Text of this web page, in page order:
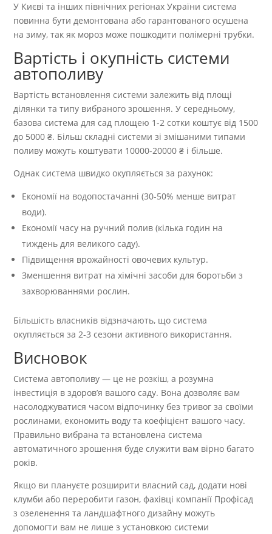
У Києві та інших північних регіонах України система
повинна бути демонтована або гарантованого осушена
на зиму, так як мороз може пошкодити полімерні трубки.
Вартість і окупність системи
автополиву
Вартість встановлення системи залежить від площі
ділянки та типу вибраного зрошення. У середньому,
базова система для сад площею 1-2 сотки коштує від 1500
до 5000 ₴. Більш складні системи зі змішаними типами
поливу можуть коштувати 10000-20000 ₴ і більше.
Однак система швидко окупляється за рахунок:
Економії на водопостачанні (30-50% менше витрат
води).
Економії часу на ручний полив (кілька годин на
тиждень для великого саду).
Підвищення врожайності овочевих культур.
Зменшення витрат на хімічні засоби для боротьби з
захворюваннями рослин.
Більшість власників відзначають, що система
окупляється за 2-3 сезони активного використання.
Висновок
Система автополиву — це не розкіш, а розумна
інвестиція в здоров’я вашого саду. Вона дозволяє вам
насолоджуватися часом відпочинку без тривог за своїми
рослинами, економить воду та коефіцієнт вашого часу.
Правильно вибрана та встановлена система
автоматичного зрошення буде служити вам вірно багато
років.
Якщо ви плануєте розширити власний сад, додати нові
клумби або переробити газон, фахівці компанії Профісад
з озеленення та ландшафтного дизайну можуть
допомогти вам не лише з установкою системи